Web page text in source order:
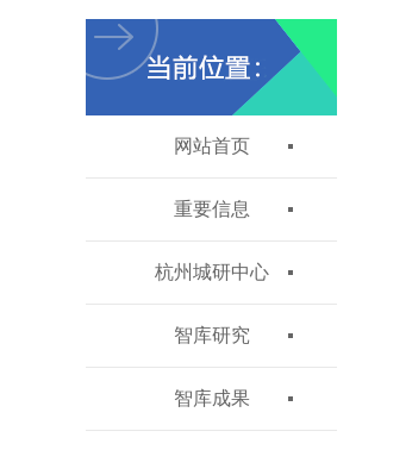
网站首页
重要信息
杭州城研中心
智库研究
智库成果